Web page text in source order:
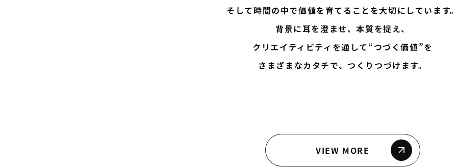
そして時間の中で価値を育てることを大切にしています
背景に耳を澄ませ、本質を捉え、
クリエイティビティを通して“つづく価値”を
さまざまなカタチで、 つくりつづけます。
VIEW MORE